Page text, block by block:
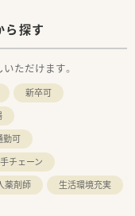
ら探す
ただけます。
新卒可
勤可
チェーン
薬剤師
生活環境充実